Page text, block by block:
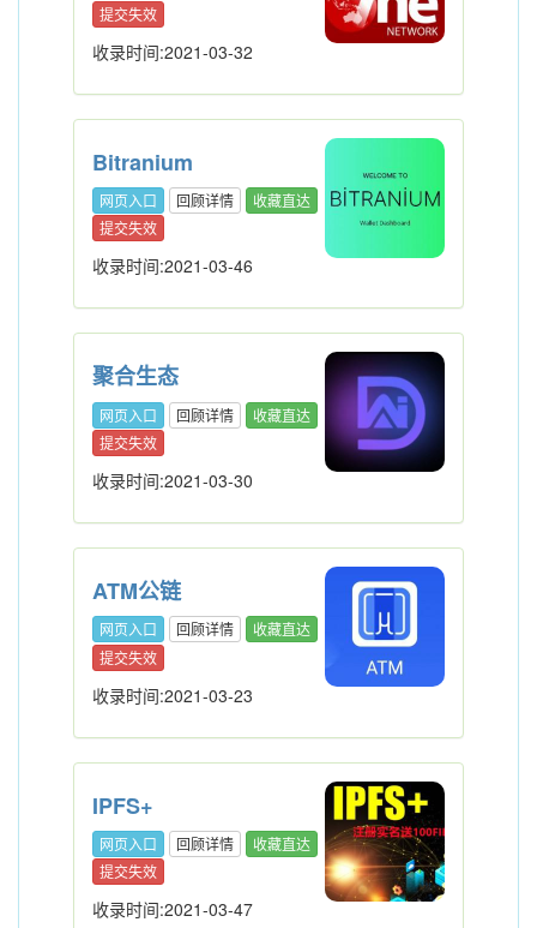
提交失效
收录时间:2021-03-32
Bitranium
网页入口 回顾详情
收藏直达
提交失效
收录时间:2021-03-46
聚合生态
网页入口 回顾详情
收藏直达
提交失效
收录时间:2021-03-30
ATM公链
网页入口 回顾详情
收藏直达
提交失效
收录时间:2021-03-23
IPFS+
网页入口 回顾详情
收藏直达
提交失效
收录时间:2021-03-47